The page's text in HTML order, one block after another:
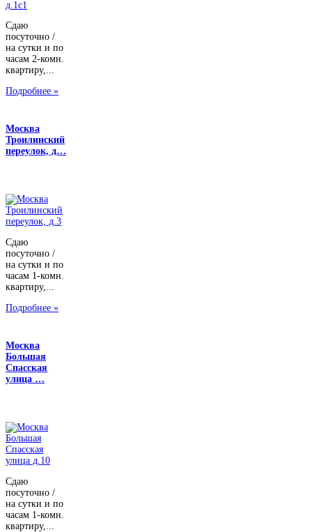
Сдаю
посуточно /
на сутки и по
часам 2-комн.
квартиру,...
Подробнее »
Москва
Троилинский
переулок, д…
Сдаю
посуточно /
на сутки и по
часам 1-комн.
квартиру,...
Подробнее »
Москва
Большая
Спасская
улица …
Сдаю
посуточно /
на сутки и по
часам 1-комн.
квартиру,...